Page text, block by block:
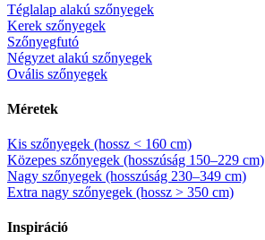
Téglalap alakú szőnyegek
Kerek szőnyegek
Szőnyegfutó
Négyzet alakú szőnyegek
Ovális szőnyegek
Méretek
Kis szőnyegek (hossz < 160 cm)
Közepes szőnyegek (hosszúság 150–229 cm)
Nagy szőnyegek (hosszúság 230–349 cm)
Extra nagy szőnyegek (hossz > 350 cm)
Inspiráció